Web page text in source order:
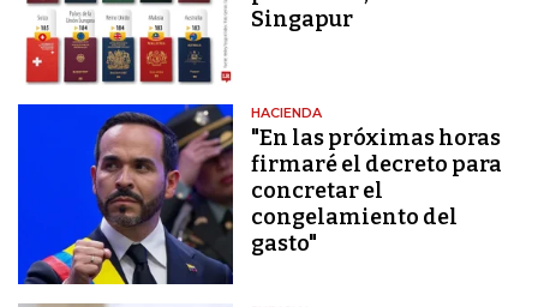
Singapur
HACIENDA
"En las próximas horas
firmaré el decreto para
concretar el
congelamiento del
gasto"